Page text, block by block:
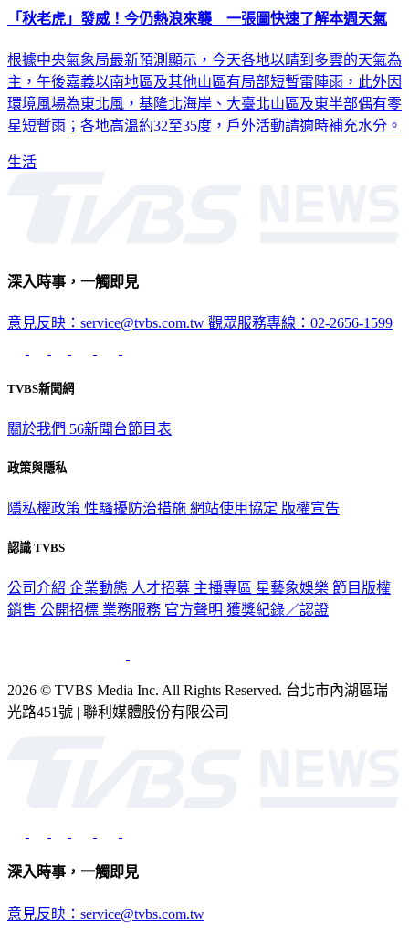
「秋老虎」發威！今仍熱浪來襲 一張圖快速了解本週天氣
根據中央氣象局最新預測顯示，今天各地以晴到多雲的天氣為
主，午後嘉義以南地區及其他山區有局部短暫雷陣雨，此外因
環境風場為東北風，基隆北海岸、大臺北山區及東半部偶有零
星短暫雨；各地高溫約32至35度，戶外活動請適時補充水分。
生活
深入時事，一觸即見
意見反映：service@tvbs.com.tw 觀眾服務專線：02-2656-1599
TVBS新聞網
關於我們 56新聞台節目表
政策與隱私
隱私權政策 性騷擾防治措施 網站使用協定 版權宣告
認識 TVBS
公司介紹 企業動態 人才招募 主播專區 星藝象娛樂 節目版權
銷售 公開招標 業務服務 官方聲明 獲獎紀錄／認證
2026 © TVBS Media Inc. All Rights Reserved. 台北市內湖區瑞
光路451號 | 聯利媒體股份有限公司
深入時事，一觸即見
意見反映：service@tvbs.com.tw